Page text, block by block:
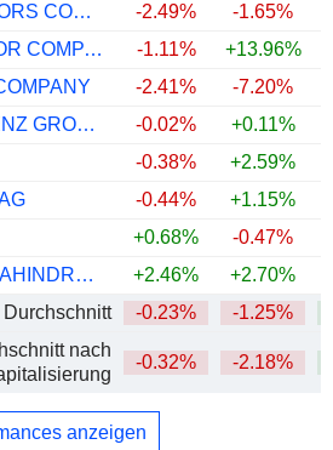
GENERAL MOTORS COMPANY
-2.49% -1.65%
HYUNDAI MOTOR COMPANY
-1.11% +13.96%
-2.41% -7.20%
MERCEDES-BENZ GROUP AG
-0.02% +0.11%
-0.38% +2.59%
-0.44% +1.15%
+0.68% -0.47%
MAHINDRA & MAHINDRA LIMITED
+2.46% +2.70%
Durchschnitt
-0.23% -1.25%
nach
-0.32% -2.18%
anzeigen